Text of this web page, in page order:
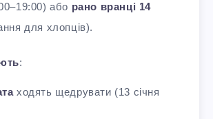
або рано вранці 14
для хлопців).
:
ходять щедрувати (13 січня